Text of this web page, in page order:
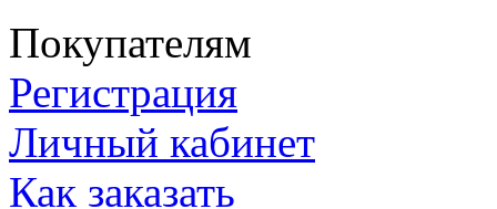
Покупателям
Регистрация
Личный кабинет
Как заказать